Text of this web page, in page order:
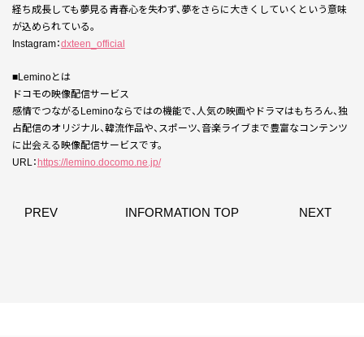
経ち成長しても夢見る青春心を失わず、夢をさらに大きくしていくという意味
が込められている。
Instagram：dxteen_official
■Leminoとは
ドコモの映像配信サービス
感情でつながるLeminoならではの機能で、人気の映画やドラマはもちろん、独
占配信のオリジナル、韓流作品や、スポーツ、音楽ライブまで豊富なコンテンツ
に出会える映像配信サービスです。
URL： https://lemino.docomo.ne.jp/
INFORMATION TOP
PREV NEXT